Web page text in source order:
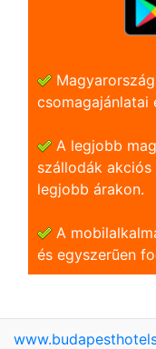
csomagajánlatai
A legjobb
szállodák
legjobb árakon.
A
és egyszerũen